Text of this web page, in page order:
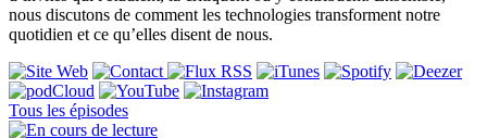
nous discutons de comment les technologies transforment notre
quotidien et ce qu’elles disent de nous.
Tous les épisodes